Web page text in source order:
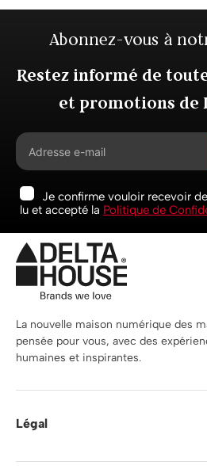
Abonnez-vous à
Restez informé de
et promotions de
Je confirme vouloir recevoir
lu et accepté la Politique de
La nouvelle maison numérique des
pensée pour vous, avec des
humaines et inspirantes.
Légal